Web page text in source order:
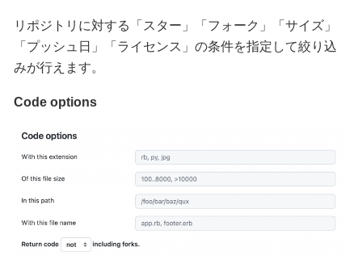
リポジトリに対する「スター」「フォーク」「サイズ」
「プッシュ日」「ライセンス」の条件を指定して絞り込
みが行えます。
Code options